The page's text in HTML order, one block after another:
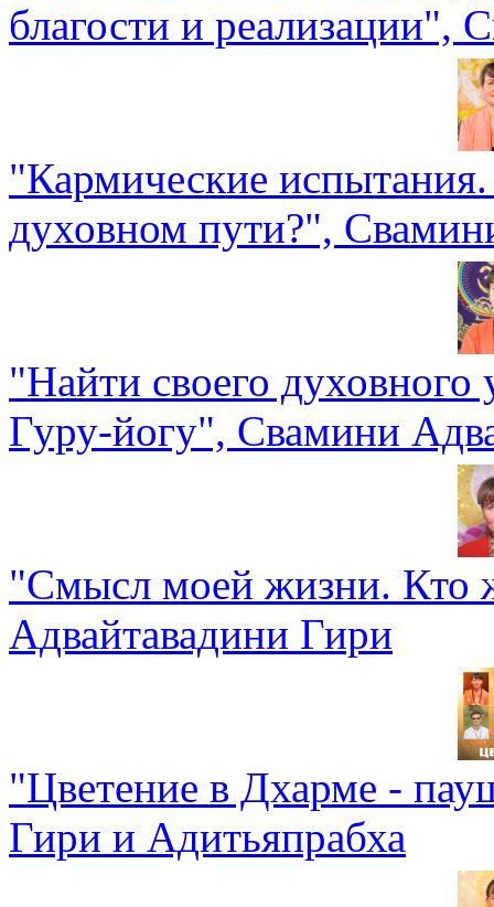
благости и реализации",
"Кармические
духовном пути?",
"Найти своего духовного
Гуру-йогу", Свамини
"Смысл моей жизни. Кто
Адвайтавадини Гири
"Цветение в Дхарме -
Гири и Адитьяпрабха